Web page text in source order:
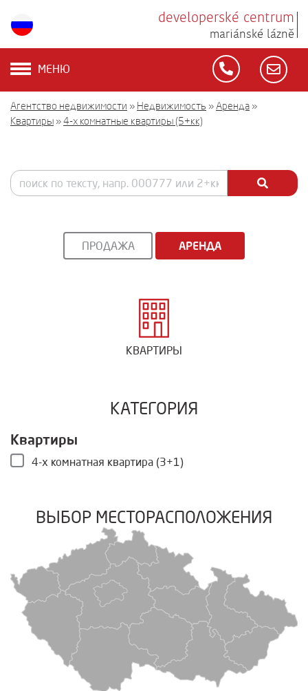
developerské centrum
mariánské lázně
МЕНЮ
Агентство недвижимости » Недвижимость »Аренда »
Квартиры »4-х комнатные квартиры (5+кк)
ПРОДАЖА АРЕНДА
КВАРТИРЫ
КАТЕГОРИЯ
Квартиры
4-х комнатная квартира (3+1)
ВЫБОР МЕСТОРАСПОЛОЖЕНИЯ